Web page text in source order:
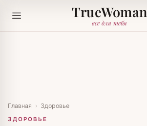
TrueWoman
все для тебя
Главная › Здоровье
ЗДОРОВЬЕ